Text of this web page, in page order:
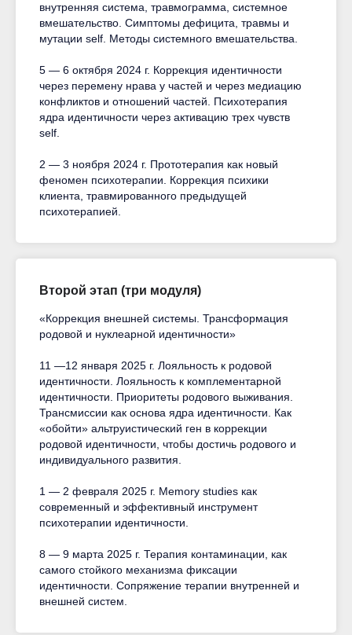
внутренняя система, травмограмма, системное
вмешательство. Симптомы дефицита, травмы и
мутации self. Методы системного вмешательства.
5 — 6 октября 2024 г. Коррекция идентичности
через перемену нрава у частей и через медиацию
конфликтов и отношений частей. Психотерапия
ядра идентичности через активацию трех чувств
self.
2 — 3 ноября 2024 г. Прототерапия как новый
феномен психотерапии. Коррекция психики
клиента, травмированного предыдущей
психотерапией.
Второй этап (три модуля)
«Коррекция внешней системы. Трансформация
родовой и нуклеарной идентичности»
11 —12 января 2025 г. Лояльность к родовой
идентичности. Лояльность к комплементарной
идентичности. Приоритеты родового выживания.
Трансмиссии как основа ядра идентичности. Как
«обойти» альтруистический ген в коррекции
родовой идентичности, чтобы достичь родового и
индивидуального развития.
1 — 2 февраля 2025 г. Memory studies как
современный и эффективный инструмент
психотерапии идентичности.
8 — 9 марта 2025 г. Терапия контаминации, как
самого стойкого механизма фиксации
идентичности. Сопряжение терапии внутренней и
внешней систем.